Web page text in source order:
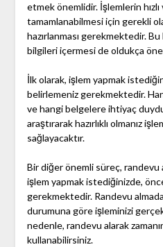
etmek önemlidir. İşlemlerin
tamamlanabilmesi için gerekli
hazırlanması gerekmektedir.
bilgileri içermesi de oldukça
İlk olarak, işlem yapmak
belirlemeniz gerekmektedir.
ve hangi belgelere ihtiyaç
araştırarak hazırlıklı olmanız
sağlayacaktır.
Bir diğer önemli süreç,
işlem yapmak istediğinizde,
gerekmektedir. Randevu
durumuna göre işleminizi
nedenle, randevu alarak
kullanabilirsiniz.